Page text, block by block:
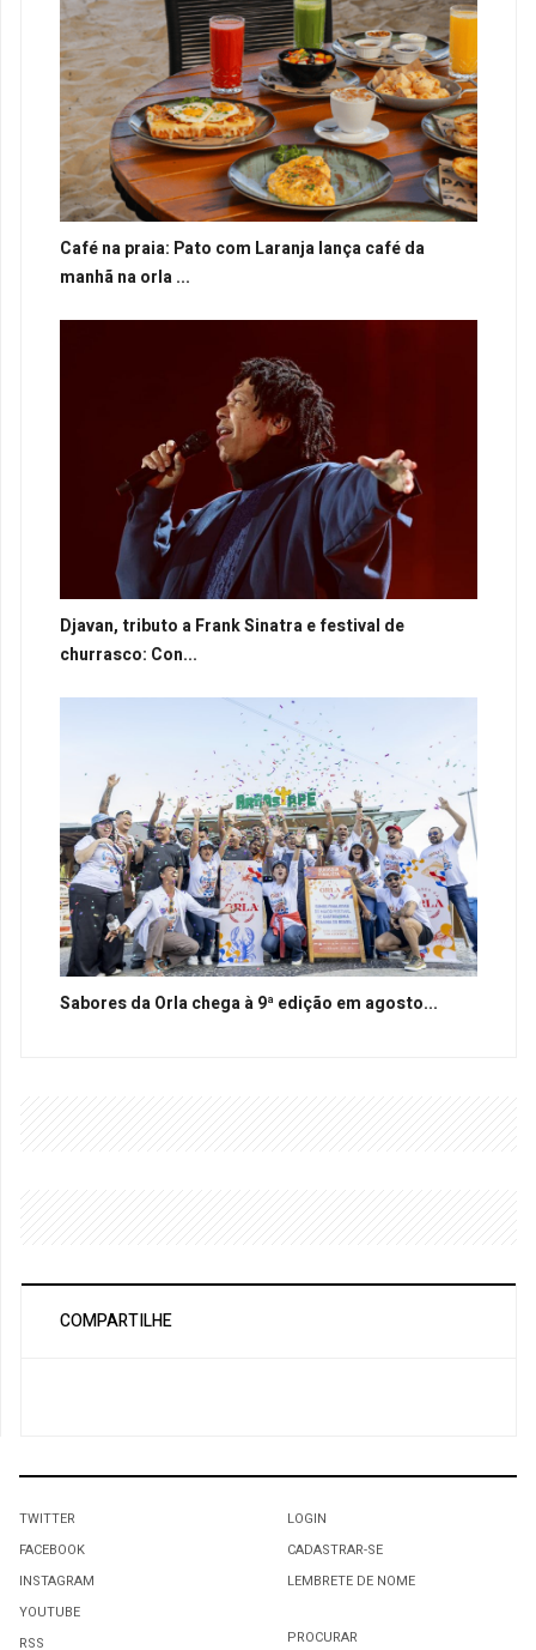
Café na praia: Pato com Laranja lança café da
manhã na orla ...
Djavan, tributo a Frank Sinatra e festival de
churrasco: Con...
Sabores da Orla chega à 9ª edição em agosto...
COMPARTILHE
TWITTER
FACEBOOK
INSTAGRAM
YOUTUBE
RSS
LOGIN
CADASTRAR-SE
LEMBRETE DE NOME
PROCURAR